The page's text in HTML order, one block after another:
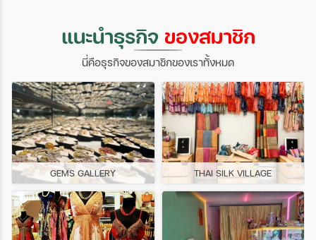
แนะนำธุรกิจของสมาชิก
นี่คือธุรกิจของสมาชิกของเราทั้งหมด
GEMS GALLERY THAI SILK VILLAGE